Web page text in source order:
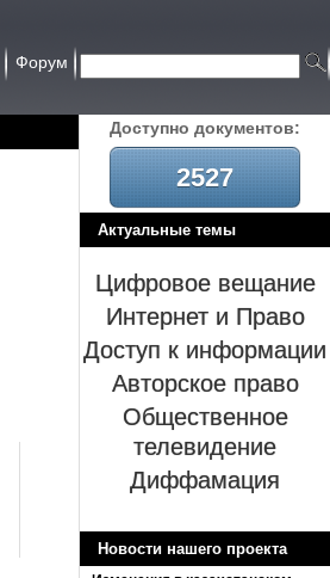
Форум
Доcтупно документов:
2527
Актуальные темы
Цифровое вещание
Интернет и Право
Доступ к информации
Авторское право
Общественное
телевидение
Диффамация
Новости нашего проекта